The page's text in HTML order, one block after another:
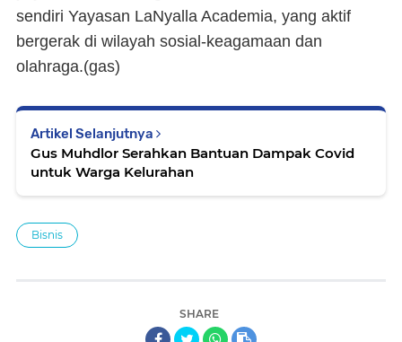
sendiri Yayasan LaNyalla Academia, yang aktif
bergerak di wilayah sosial-keagamaan dan
olahraga.(gas)
Artikel Selanjutnya
Gus Muhdlor Serahkan Bantuan Dampak Covid
untuk Warga Kelurahan
Bisnis
SHARE